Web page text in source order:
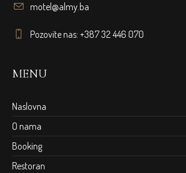
motel@almy.ba
Pozovite nas: +387 32 446 070
MENU
Naslovna
O nama
Booking
Restoran